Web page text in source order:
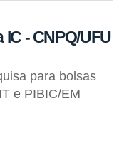
- CNPQ/UFU
para bolsas
e PIBIC/EM